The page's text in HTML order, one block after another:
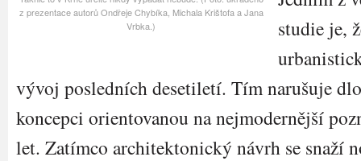
z prezentace autorů Ondřeje Chybíka, Michala Krištofa a Jana
Vrbka.)
studie je,
vývoj posledních desetiletí. Tím narušuje
koncepci orientovanou na nejmodernější
let. Zatímco architektonický návrh se snaží